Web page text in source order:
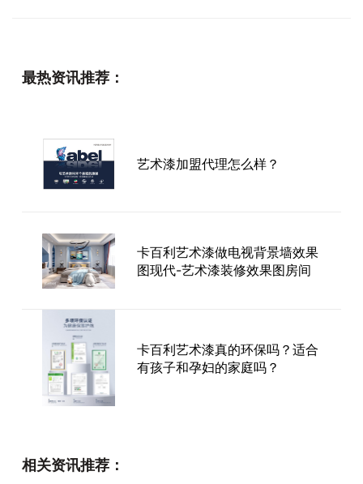
最热资讯推荐：
艺术漆加盟代理怎么样？
卡百利艺术漆做电视背景墙效果
图现代-艺术漆装修效果图房间
卡百利艺术漆真的环保吗？适合
有孩子和孕妇的家庭吗？
相关资讯推荐：